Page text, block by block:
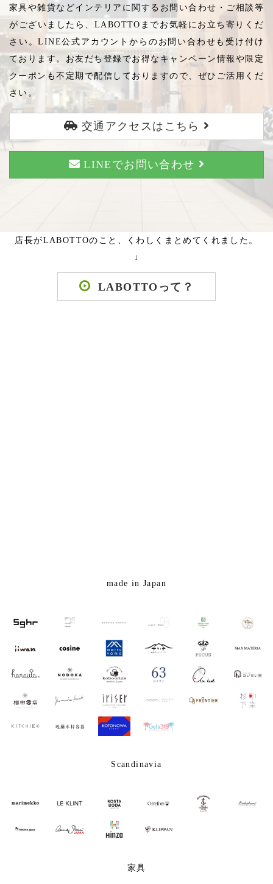
家具や雑貨などインテリアに関するお問い合わせ・ご相談等
がございましたら、LABOTTOまでお気軽にお立ち寄りくだ
さい。LINE公式アカウントからのお問い合わせも受け付け
ております。お友だち登録でお得なキャンペーン情報や限定
クーポンも不定期で配信しておりますので、ぜひご活用くだ
さい。
交通アクセスはこちら
LINEでお問い合わせ
店長がLABOTTOのこと、くわしくまとめてくれました。
↓
LABOTTOって？
made in Japan
Scandinavia
家具